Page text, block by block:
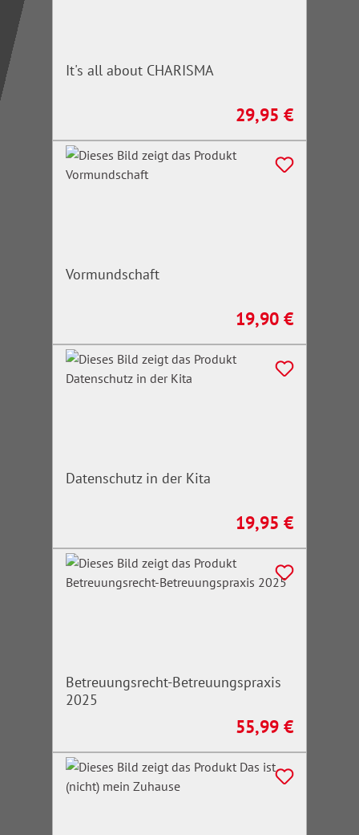
It's all about CHARISMA
Regulärer Preis:
29,95 €
Vormundschaft
Regulärer Preis:
19,90 €
Datenschutz in der Kita
Regulärer Preis:
19,95 €
Betreuungsrecht-Betreuungspraxis
2025
Regulärer Preis:
55,99 €